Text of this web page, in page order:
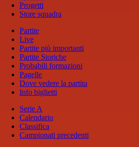
Progetti
Store squadra
Partite
Live
Partite più importanti
Partite Storiche
Probabili formazioni
Pagelle
Dove vedere la partita
Info biglietti
Serie A
Calendario
Classifica
Campionati precedenti